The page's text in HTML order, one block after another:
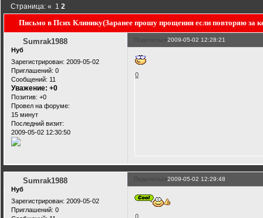
Письмо в Псих Клинику(Заранее прошу прощения если повторяю за
Страница:« 1 2
Поделиться2009-05-02 12:28:21
Sumrak1988
Нуб
Зарегистрирован: 2009-05-02
Приглашений: 0
Сообщений: 11
Уважение: +0
Позитив: +0
Провел на форуме:
15 минут
Последний визит:
2009-05-02 12:30:50
0
Поделиться2009-05-02 12:29:48
Sumrak1988
Нуб
Зарегистрирован: 2009-05-02
Приглашений: 0
0